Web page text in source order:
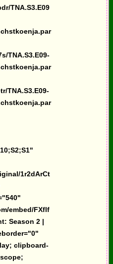
TNA.S3.E09
TNA.S3.E09-
TNA.S3.E09-
1r2dArCt
embed/FXflf
Season 2 |
clipboard-